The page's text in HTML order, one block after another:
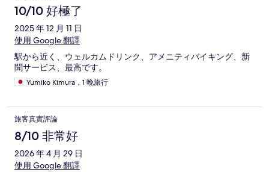
10/10 好極了
2025 年 12 月 11 日
使用 Google 翻譯
駅から近く、ウェルカムドリンク、アメニティバイキング、新
聞サービス、最高です。
Yumiko Kimura，1 晚旅行
旅客真實評論
8/10 非常好
2026 年 4 月 29 日
使用 Google 翻譯